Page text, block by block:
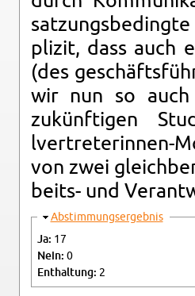
plizit, dass auch
(des
wir nun so auch
zukünfti­gen
lvertreterin­nen-
von zwei
beits- und
Hide
Ab­stim­mungsergeb­nis
Ja: 17
Nein: 0
En­thal­tung: 2